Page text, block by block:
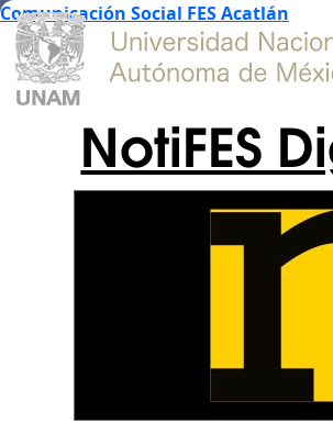
Comunicación Social FES Acatlán
NotiFES